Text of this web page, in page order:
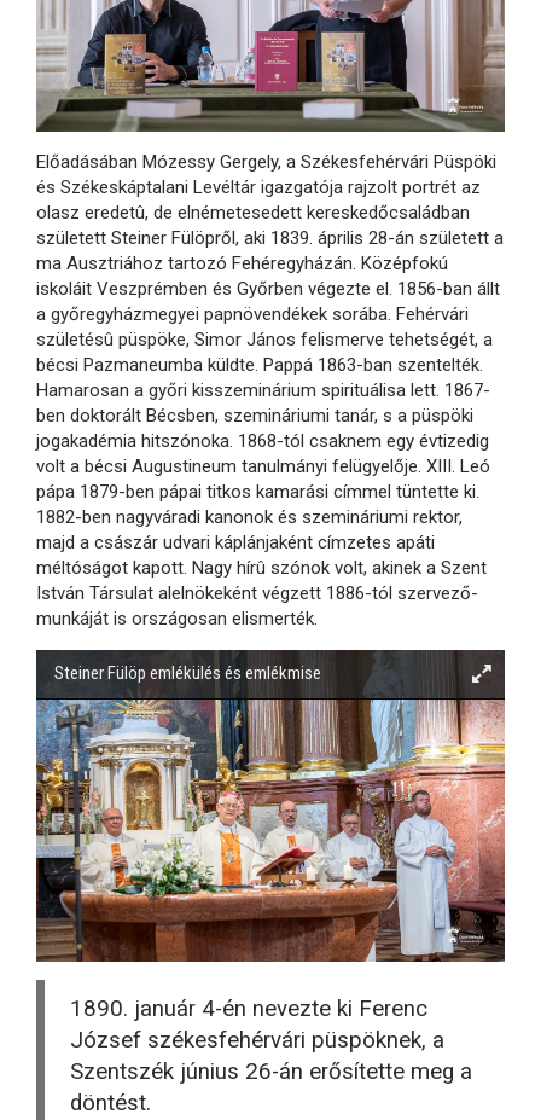
Előadásában Mózessy Gergely, a Székesfehérvári Püspöki
és Székeskáptalani Levéltár igazgatója rajzolt portrét az
olasz eredetû, de elnémetesedett kereskedőcsaládban
született Steiner Fülöpről, aki 1839. április 28-án született a
ma Ausztriához tartozó Fehéregyházán. Középfokú
iskoláit Veszprémben és Győrben végezte el. 1856-ban állt
a győregyházmegyei papnövendékek sorába. Fehérvári
születésû püspöke, Simor János felismerve tehetségét, a
bécsi Pazmaneumba küldte. Pappá 1863-ban szentelték.
Hamarosan a győri kisszeminárium spirituálisa lett. 1867-
ben doktorált Bécsben, szemináriumi tanár, s a püspöki
jogakadémia hitszónoka. 1868-tól csaknem egy évtizedig
volt a bécsi Augustineum tanulmányi felügyelője. XIII. Leó
pápa 1879-ben pápai titkos kamarási címmel tüntette ki.
1882-ben nagyváradi kanonok és szemináriumi rektor,
majd a császár udvari káplánjaként címzetes apáti
méltóságot kapott. Nagy hírû szónok volt, akinek a Szent
István Társulat alelnökeként végzett 1886-tól szervező-
munkáját is országosan elismerték.
Steiner Fülöp emlékülés és emlékmise
1890. január 4-én nevezte ki Ferenc
József székesfehérvári püspöknek, a
Szentszék június 26-án erősítette meg a
döntést.